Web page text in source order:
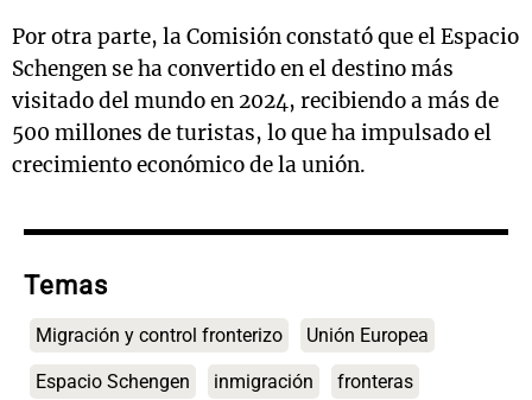
Por otra parte, la Comisión constató que el Espacio
Schengen se ha convertido en el destino más
visitado del mundo en 2024, recibiendo a más de
500 millones de turistas, lo que ha impulsado el
crecimiento económico de la unión.
Temas
Migración y control fronterizo Unión Europea
Espacio Schengen inmigración fronteras